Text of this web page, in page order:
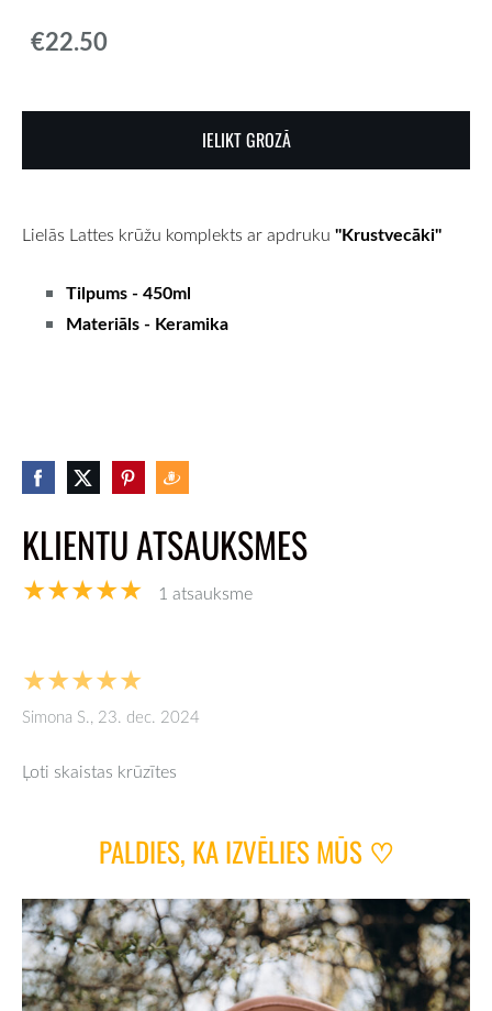
PALDIES, KA IZVĒLIES MŪS ♡
€22.50
IELIKT GROZĀ
Lielās Lattes krūžu komplekts ar apdruku ''Krustvecāki''
Tilpums - 450ml
Materiāls - Keramika
KLIENTU ATSAUKSMES
★★★★★ 1 atsauksme
★★★★★
Simona S., 23. dec. 2024
Ļoti skaistas krūzītes